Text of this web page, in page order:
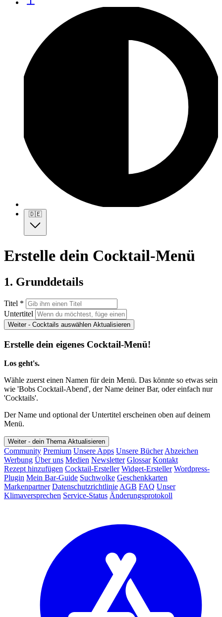
🇩🇪
Erstelle dein Cocktail-Menü
1. Grunddetails
Titel *
Untertitel
Weiter - Cocktails auswählen Aktualisieren
Erstelle dein eigenes Cocktail-Menü!
Los geht's.
Wähle zuerst einen Namen für dein Menü. Das könnte so etwas sein
wie 'Bobs Cocktail-Abend', der Name deiner Bar, oder einfach nur
'Cocktails'.
Der Name und optional der Untertitel erscheinen oben auf deinem
Menü.
Weiter - dein Thema Aktualisieren
Community Premium Unsere Apps Unsere Bücher Abzeichen
Werbung Über uns Medien Newsletter Glossar Kontakt
Rezept hinzufügen Cocktail-Ersteller Widget-Ersteller Wordpress-
Plugin Mein Bar-Guide Suchwolke Geschenkkarten
Markenpartner Datenschutzrichtlinie AGB FAQ Unser
Klimaversprechen Service-Status Änderungsprotokoll